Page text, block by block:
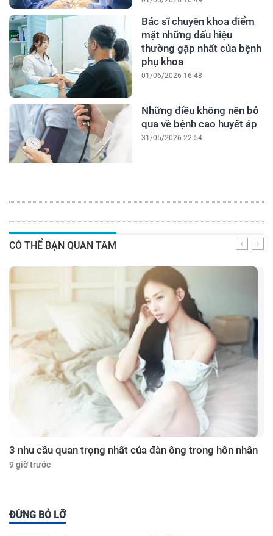
Bác sĩ chuyên khoa điểm
mặt những dấu hiệu
thường gặp nhất của bệnh
phụ khoa
01/06/2026 16:48
Những điều không nên bỏ
qua về bệnh cao huyết áp
31/05/2026 22:54
CÓ THỂ BẠN QUAN TÂM
3 nhu cầu quan trọng nhất của đàn ông trong hôn nhân
9 giờ trước
ĐỪNG BỎ LỠ